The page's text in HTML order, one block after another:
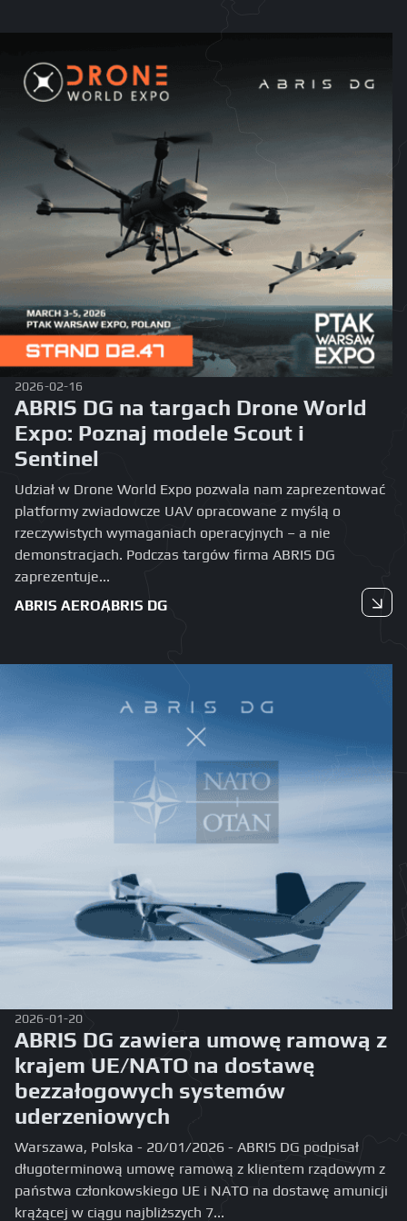
2026-02-16
ABRIS DG na targach Drone World
Expo: Poznaj modele Scout i
Sentinel
Udział w Drone World Expo pozwala nam zaprezentować
platformy zwiadowcze UAV opracowane z myślą o
rzeczywistych wymaganiach operacyjnych – a nie
demonstracjach. Podczas targów firma ABRIS DG
zaprezentuje...
ABRIS AEROABRIS DG
2026-01-20
ABRIS DG zawiera umowę ramową z
krajem UE/NATO na dostawę
bezzałogowych systemów
uderzeniowych
Warszawa, Polska - 20/01/2026 - ABRIS DG podpisał
długoterminową umowę ramową z klientem rządowym z
państwa członkowskiego UE i NATO na dostawę amunicji
krążącej w ciągu najbliższych 7...